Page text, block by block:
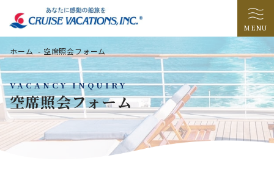
MENU
VACANCY INQUIRY
空席照会フォーム
ホーム - 空席照会フォーム